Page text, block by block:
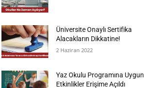
Üniversite Onaylı Sertifika
Alacakların Dikkatine!
2 Haziran 2022
Yaz Okulu Programına Uygun
Etkinlikler Erişime Açıldı